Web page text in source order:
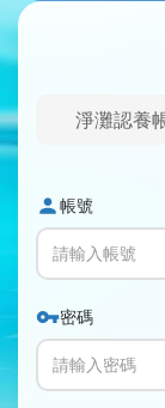
淨灘認養
帳號
密碼